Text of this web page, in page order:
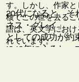
20代になると、そ
ネス・グレイ」、
としての成功が約
1848年に入ると、
す。しかし、作家
核でこの世を去る
語は、英文学にお
れています。